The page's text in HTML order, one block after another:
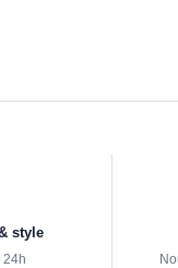
style
24h